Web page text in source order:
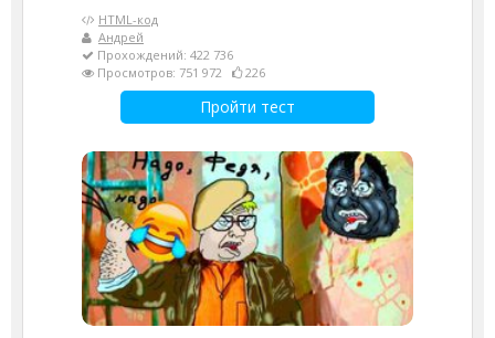
HTML-код
Андрей
Прохождений: 422 736
Просмотров: 751 972
226
Пройти тест